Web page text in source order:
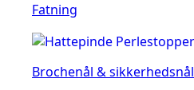
Fatning
Brochenål & sikkerhedsnål